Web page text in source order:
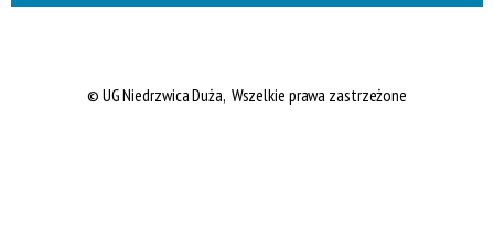
© UG Niedrzwica Duża, Wszelkie prawa zastrzeżone